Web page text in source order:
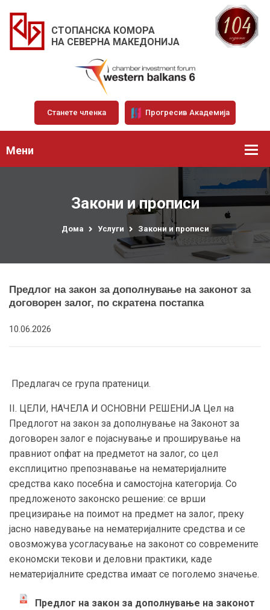
СТОПАНСКА КОМОРА
НА СЕВЕРНА МАКЕДОНИЈА
Станете членка Прогресив Академија
Мени
Закони и прописи
Дома Услуги Закони и прописи
Предлог на закон за дополнување на законот за
договорен залог, по скратена постапка
10.06.2026
Предлагач се група пратеници.
II. ЦЕЛИ, НАЧЕЛА И ОСНОВНИ РЕШЕНИЈА Цел на
Предлогот на закон за дополнување на Законот за
договорен залог е појаснување и проширување на
правниот опфат на предметот на залог, со цел
експлицитно препознавање на нематеријалните
средства како посебна и самостојна категорија. Со
предложеното законско решение: се врши
прецизирање на поимот на предмет на залог, преку
јасно наведување на нематеријалните средства и се
овозможува усогласување на законот со современите
економски текови и деловни практики, каде
нематеријалните средства имаат се поголемо значење.
Предлог на закон за дополнување на законот